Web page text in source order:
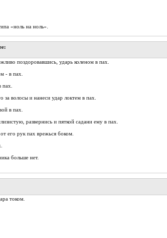
«ноль на ноль».
поздоровавшись, ударь коленом в пах.
- в пах.
волосы и нанеси удар локтем в пах.
в пах.
развернись и пяткой садани ему в пах.
его рук пах врежься боком.
больше нет.
током.